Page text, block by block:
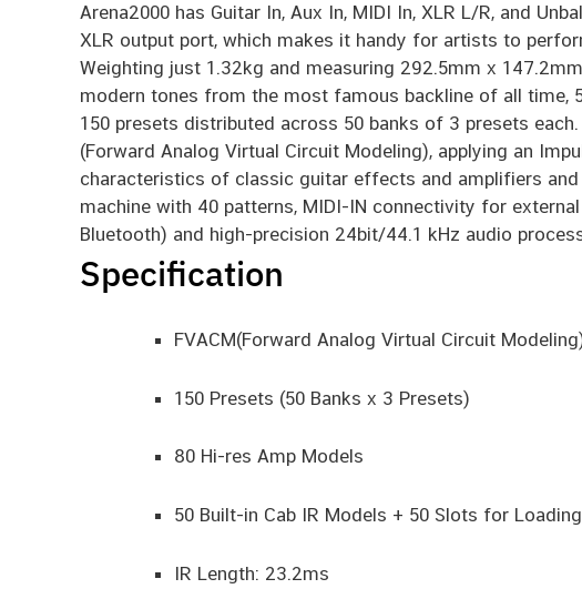
Arena2000 has Guitar In, Aux In, MIDI In, XLR L/R, and
XLR output port, which makes it handy for artists to
Weighting just 1.32kg and measuring 292.5mm x
modern tones from the most famous backline of all time,
150 presets distributed across 50 banks of 3 presets
(Forward Analog Virtual Circuit Modeling), applying an
characteristics of classic guitar effects and amplifiers
machine with 40 patterns, MIDI-IN connectivity for
Bluetooth) and high-precision 24bit/44.1 kHz audio
Specification
FVACM(Forward Analog Virtual Circuit
150 Presets (50 Banks x 3 Presets)
80 Hi-res Amp Models
50 Built-in Cab IR Models + 50 Slots for
IR Length: 23.2ms